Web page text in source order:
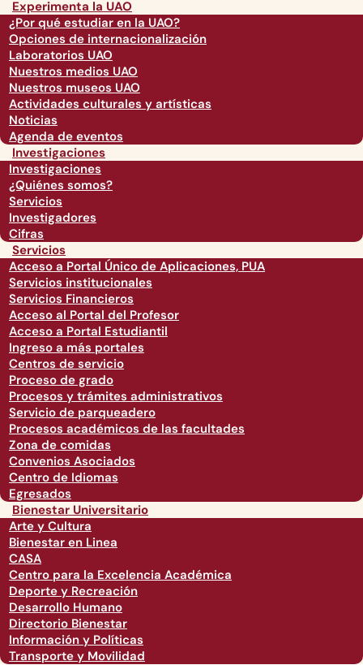
Experimenta la UAO
¿Por qué estudiar en la UAO?
Opciones de internacionalización
Laboratorios UAO
Nuestros medios UAO
Nuestros museos UAO
Actividades culturales y artísticas
Noticias
Agenda de eventos
Investigaciones
Investigaciones
¿Quiénes somos?
Servicios
Investigadores
Cifras
Servicios
Acceso a Portal Único de Aplicaciones, PUA
Servicios institucionales
Servicios Financieros
Acceso al Portal del Profesor
Acceso a Portal Estudiantil
Ingreso a más portales
Centros de servicio
Proceso de grado
Procesos y trámites administrativos
Servicio de parqueadero
Procesos académicos de las facultades
Zona de comidas
Convenios Asociados
Centro de Idiomas
Egresados
Bienestar Universitario
Arte y Cultura
Bienestar en Linea
CASA
Centro para la Excelencia Académica
Deporte y Recreación
Desarrollo Humano
Directorio Bienestar
Información y Políticas
Transporte y Movilidad